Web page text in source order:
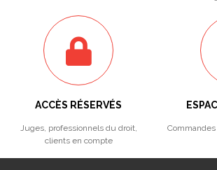
ACCÈS RÉSERVÉS
Juges, professionnels du droit,
clients en compte